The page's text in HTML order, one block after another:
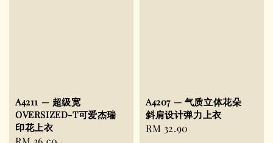
A4211 — 超级宽
OVERSIZED-T可爱杰瑞
印花上衣
A4207 — 气质立体花朵
斜肩设计弹力上衣
Regular
RM 32.90